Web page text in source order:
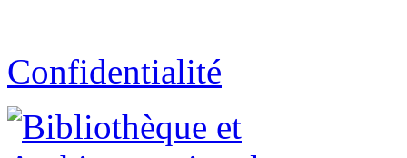
Confidentialité